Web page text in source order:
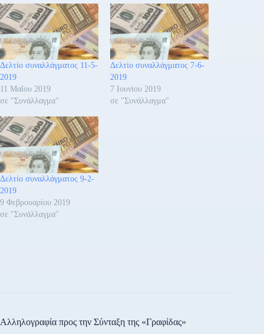
Δελτίο συναλλάγματος 11-5-
2019
11 Μαΐου 2019
σε "Συνάλλαγμα"
Δελτίο συναλλάγματος 7-6-
2019
7 Ιουνίου 2019
σε "Συνάλλαγμα"
Δελτίο συναλλάγματος 9-2-
2019
9 Φεβρουαρίου 2019
σε "Συνάλλαγμα"
Αλληλογραφία προς την Σύνταξη της «Γραφίδας»